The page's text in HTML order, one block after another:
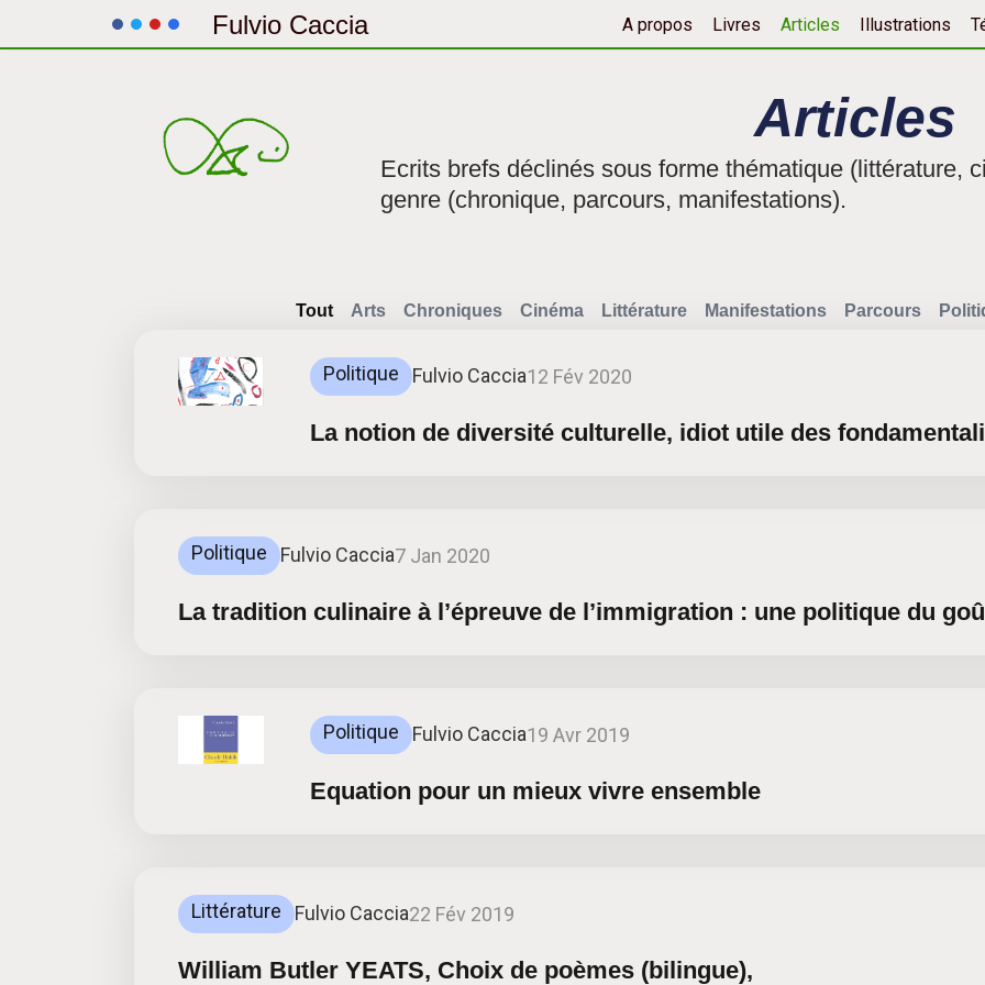
Fulvio Caccia A propos Livres Articles Illustrations
Articles
Ecrits brefs déclinés sous forme thématique (littérature,
genre (chronique, parcours, manifestations).
Arts Chroniques Cinéma Littérature Manifestations Parcours
Tout
Politique Fulvio Caccia12 Fév 2020
La notion de diversité culturelle, idiot utile des
Politique Fulvio Caccia7 Jan 2020
La tradition culinaire à l’épreuve de l’immigration : une politique du
Politique Fulvio Caccia19 Avr 2019
Equation pour un mieux vivre ensemble
Littérature Fulvio Caccia22 Fév 2019
William Butler YEATS, Choix de poèmes (bilingue),